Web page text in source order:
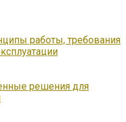
работы, требования
решения для